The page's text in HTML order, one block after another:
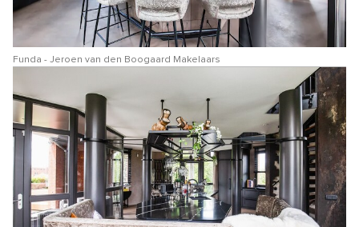
Funda - Jeroen van den Boogaard Makelaars